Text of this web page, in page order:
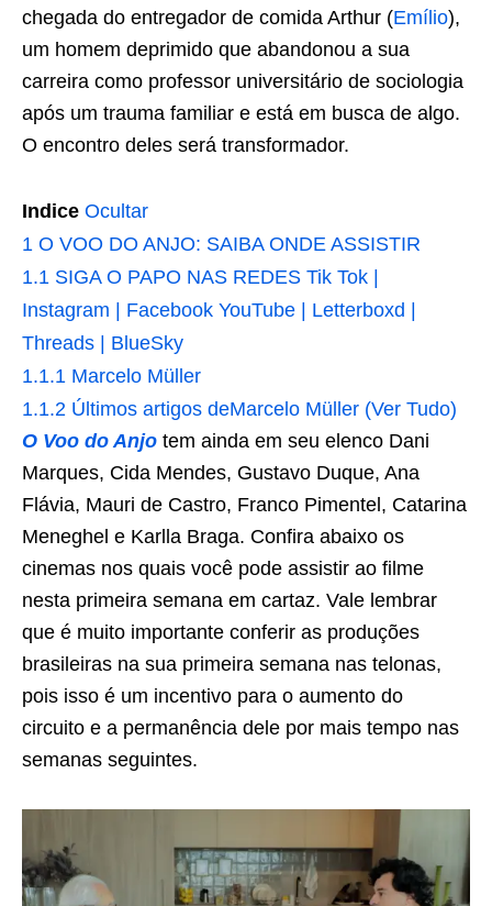
chegada do entregador de comida Arthur (Emílio),
um homem deprimido que abandonou a sua
carreira como professor universitário de sociologia
após um trauma familiar e está em busca de algo.
O encontro deles será transformador.
Indice Ocultar
1 O VOO DO ANJO: SAIBA ONDE ASSISTIR
1.1 SIGA O PAPO NAS REDES Tik Tok |
Instagram | Facebook YouTube | Letterboxd |
Threads | BlueSky
1.1.1 Marcelo Müller
1.1.2 Últimos artigos deMarcelo Müller (Ver Tudo)
O Voo do Anjo tem ainda em seu elenco Dani
Marques, Cida Mendes, Gustavo Duque, Ana
Flávia, Mauri de Castro, Franco Pimentel, Catarina
Meneghel e Karlla Braga. Confira abaixo os
cinemas nos quais você pode assistir ao filme
nesta primeira semana em cartaz. Vale lembrar
que é muito importante conferir as produções
brasileiras na sua primeira semana nas telonas,
pois isso é um incentivo para o aumento do
circuito e a permanência dele por mais tempo nas
semanas seguintes.